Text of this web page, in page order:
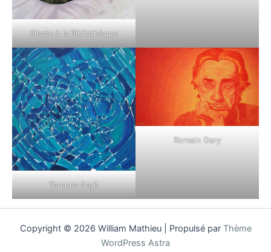
Sieste à la Bibliothèque
Tempus fugit
Romain Gary
Copyright © 2026 William Mathieu | Propulsé par Thème
WordPress Astra